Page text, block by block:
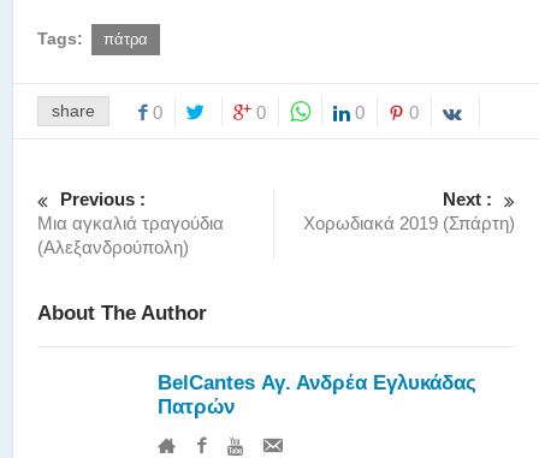
Tags: πάτρα
share 0 0 0 0
Previous :
Μια αγκαλιά τραγούδια
(Αλεξανδρούπολη)
Next :
Χορωδιακά 2019 (Σπάρτη)
About The Author
BelCantes Αγ. Ανδρέα Εγλυκάδας
Πατρών